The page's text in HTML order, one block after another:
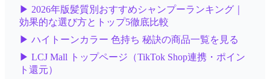
▶ 2026年版髪質別おすすめシャンプーランキング｜
効果的な選び方とトップ5徹底比較
▶ ハイトーンカラー 色持ち 秘訣の商品一覧を見る
▶ LCJ Mall トップページ（TikTok Shop連携・ポイン
ト還元）